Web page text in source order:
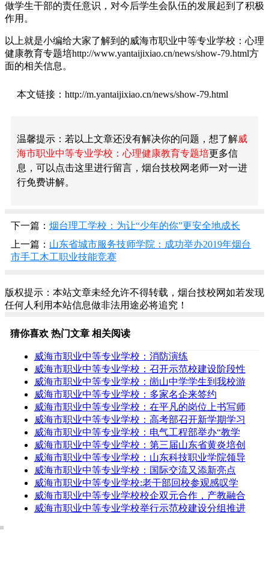
做学生干部的责任意识，对今后学生会队伍的发展起到了积极
作用。
以上就是小编给大家了解到的威海市职业中等专业学校：心理
健康教育专题培http://www.yantaijixiao.cn/news/show-79.html方
面的相关信息。
本文链接：http://m.yantaijixiao.cn/news/show-79.html
温馨提示：若以上文章还没有解决你的问题，想了解威
海市职业中等专业学校：心理健康教育专题培更多信
息，可以点击这里进行留言，烟台技校网老师一对一进
行免费讲解。
下一篇： 烟台理工学校：为让“少年的你”更安全地成长
上一篇： 山东省城市服务技师学院：成功举办2019年烟台
市手工木工职业技能竞赛
版权提示：本站文章未经允许不得转载，烟台技校网如若发现
任何人利用本站信息做非法用途必将追究！
猜你喜欢 热门文章 相关阅读
威海市职业中等专业学校：消防演练
威海市职业中等专业学校：召开示范校建设阶段性
威海市职业中等专业学校：崮山中学学生到我校游
威海市职业中等专业学校：多家名企来签约
威海市职业中等专业学校：在平凡的岗位上书写师
威海市职业中等专业学校：高考部召开新学期学习
威海市职业中等专业学校：电气工程部举办“教学
威海市职业中等专业学校：第三届山东省黄炎培创
威海市职业中等专业学校：山东科技职业学院领导
威海市职业中等专业学校：国际交流又添新亮点
威海市职业中等专业学校:老干部回校参观感叹学
威海市职业中等专业学校校企双元合作，产教融合
威海市职业中等专业学校举行示范校建设分组推进